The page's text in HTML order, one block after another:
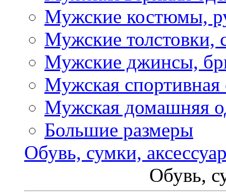
Мужские костюмы,
Мужские толстовки,
Мужские джинсы,
Мужская спортивная
Мужская домашняя
Большие размеры
Обувь, сумки,
Обувь,